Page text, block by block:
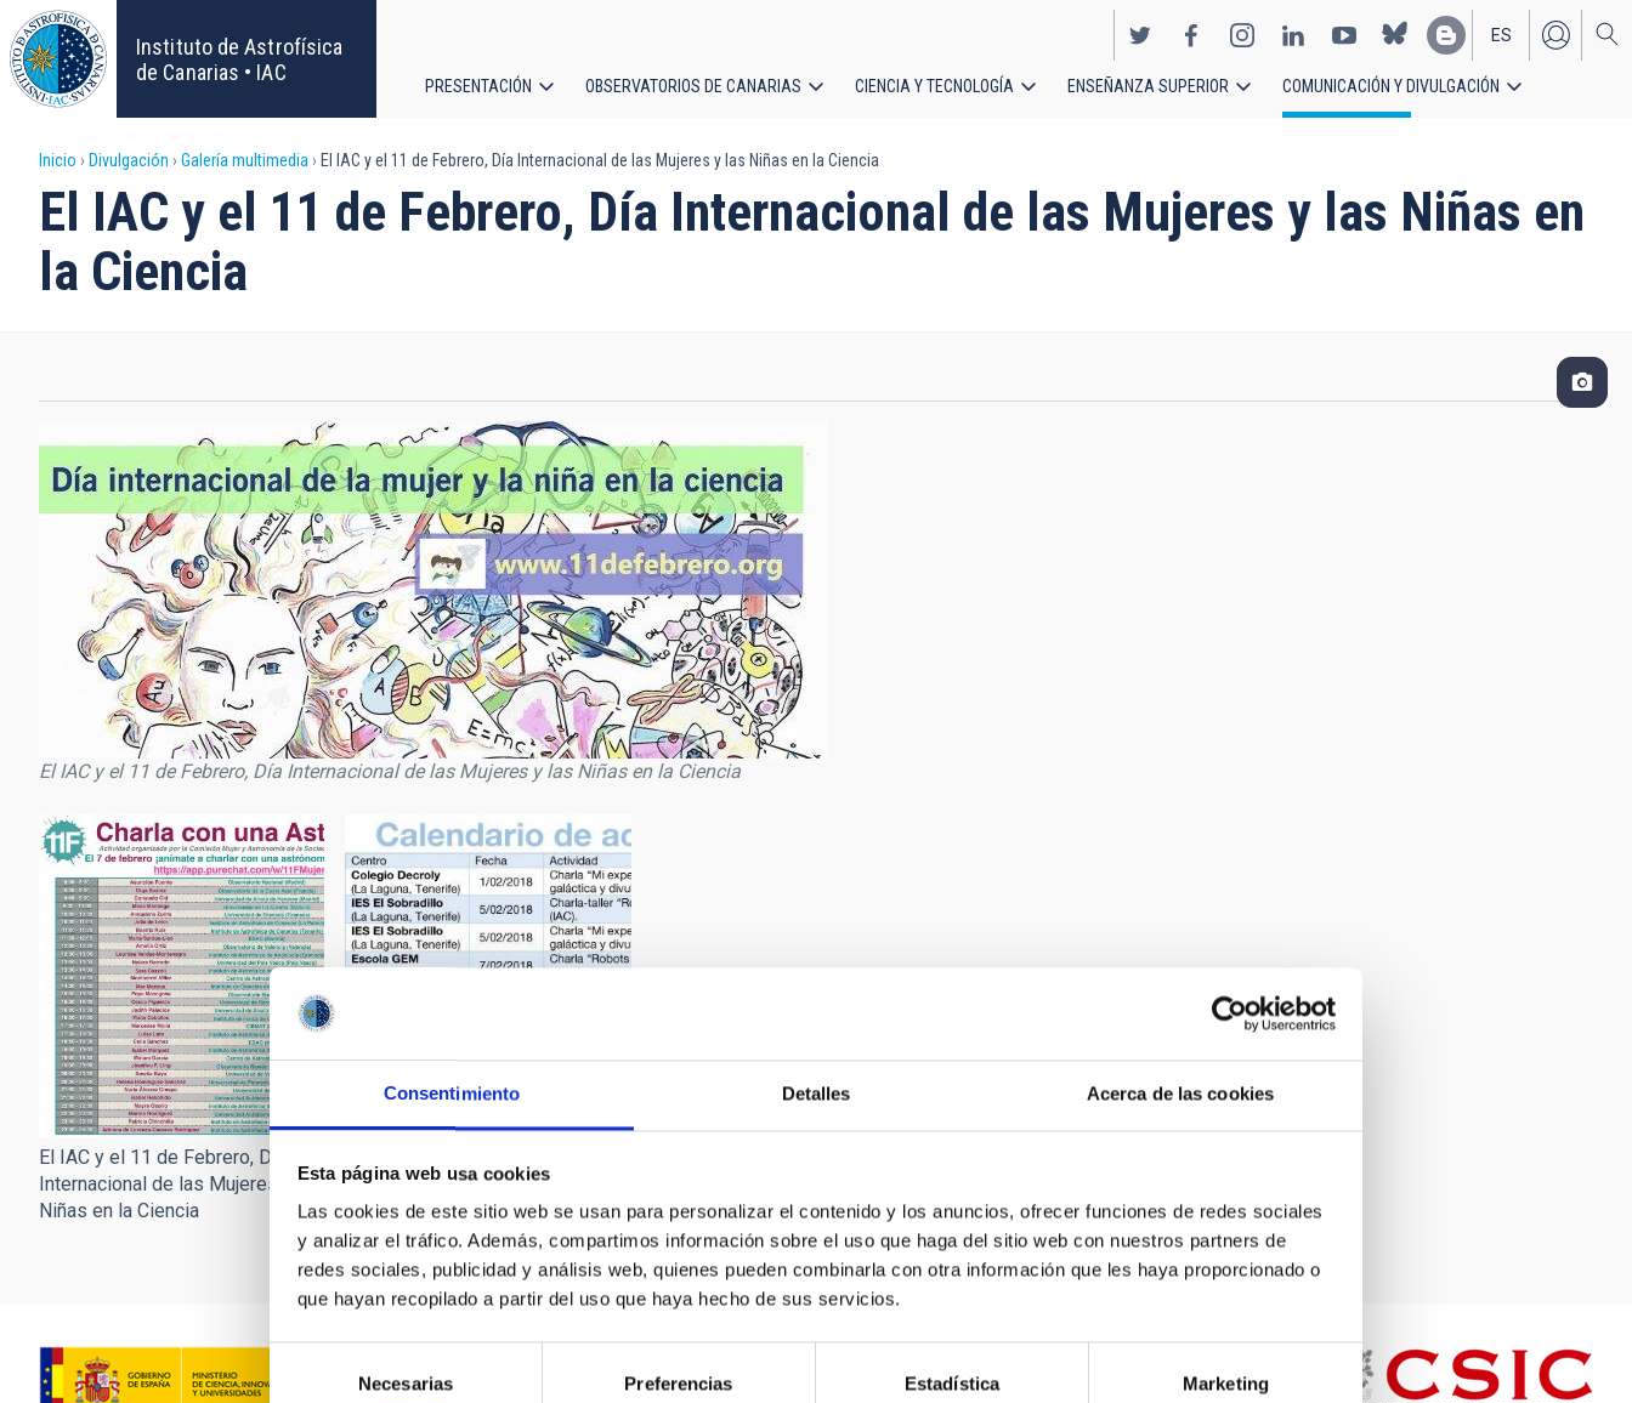
Consentimiento Detalles Acerca de las cookies
Esta página web usa cookies
Las cookies de este sitio web se usan para personalizar el contenido y los anuncios, ofrecer funciones de redes sociales
y analizar el tráfico. Además, compartimos información sobre el uso que haga del sitio web con nuestros partners de
redes sociales, publicidad y análisis web, quienes pueden combinarla con otra información que les haya proporcionado o
que hayan recopilado a partir del uso que haya hecho de sus servicios.
Selección
de
Necesarias Preferencias Estadística Marketing
Pasar
al
contenido
principal
Instituto de Astrofísica
de Canarias • IAC
EN
ES
principal
PRESENTACIÓN OBSERVATORIOS DE CANARIAS CIENCIA Y TECNOLOGÍA ENSEÑANZA SUPERIOR COMUNICACIÓN Y DIVULGACIÓN
Sobrescribir
enlaces
de
a
la
navegación
Inicio Divulgación Galería multimedia El IAC y el 11 de Febrero, Día Internacional de las Mujeres y las Niñas en la Ciencia
El IAC y el 11 de Febrero, Día Internacional de las Mujeres y las Niñas en
la Ciencia
El IAC y el 11 de Febrero, Día Internacional de las Mujeres y las Niñas en la Ciencia
El IAC y el 11 de Febrero, Día
Internacional de las Mujeres y las
Niñas en la Ciencia
Internacional de las Mujeres y las
Niñas en la Ciencia